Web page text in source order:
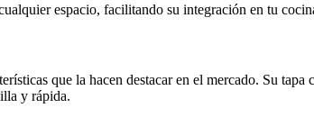
espacio, facilitando su integración en tu
que la hacen destacar en el mercado. Su
y rápida.